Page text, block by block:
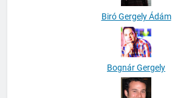
Biró Gergely Ádám
Bognár Gergely